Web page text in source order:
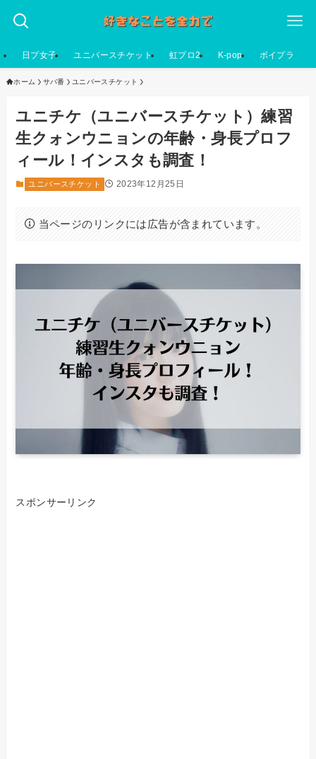
日プ女子 ユニバースチケット 虹プロ2 K-pop ボイプラ
ホーム サバ番 ユニバースチケット
ユニチケ（ユニバースチケット）練習
生クォンウニョンの年齢・身長プロフ
ィール！インスタも調査！
ユニバースチケット 2023年12月25日
当ページのリンクには広告が含まれています。
スポンサーリンク